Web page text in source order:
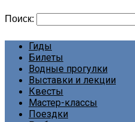
Поиск:
Гиды
Билеты
Водные прогулки
Выставки и лекции
Квесты
Мастер-классы
Поездки